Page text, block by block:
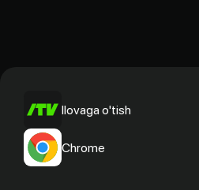
Ilovaga o'tish
Chrome